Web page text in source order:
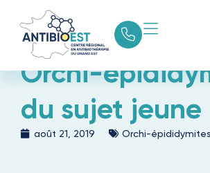
Orchi-
du sujet jeune
août 21, 2019 Orchi-